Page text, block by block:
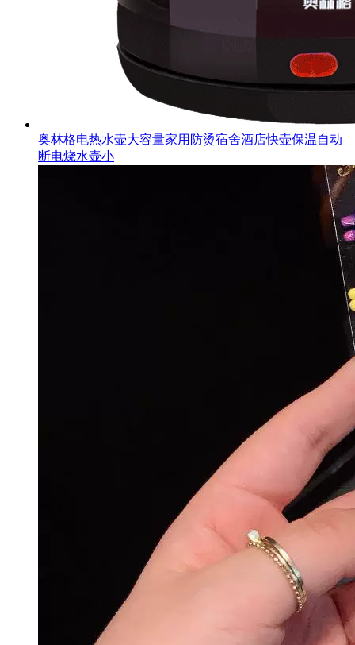
奥林格电热水壶大容量家用防烫宿舍酒店快壶保温自动
断电烧水壶小